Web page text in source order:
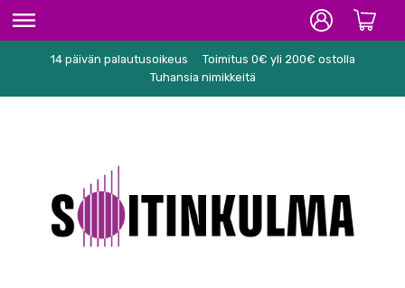
ETUSIVU
KARAOKE
NUOTIT
14 päivän palautusoikeus
Toimitus 0€ yli 200€ ostolla
Tuhansia nimikkeitä
navigointiin
sisältöön